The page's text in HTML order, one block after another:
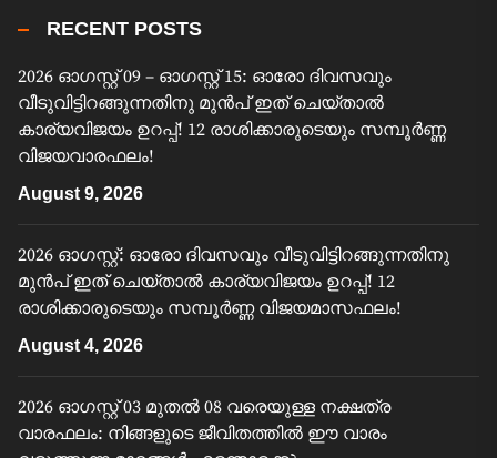
RECENT POSTS
2026 ഓഗസ്റ്റ് 09 – ഓഗസ്റ്റ് 15: ഓരോ ദിവസവും
വീടുവിട്ടിറങ്ങുന്നതിനു മുൻപ് ഇത് ചെയ്താൽ
കാര്യവിജയം ഉറപ്പ്! 12 രാശിക്കാരുടെയും സമ്പൂർണ്ണ
വിജയവാരഫലം!
August 9, 2026
2026 ഓഗസ്റ്റ്: ഓരോ ദിവസവും വീടുവിട്ടിറങ്ങുന്നതിനു
മുൻപ് ഇത് ചെയ്താൽ കാര്യവിജയം ഉറപ്പ്! 12
രാശിക്കാരുടെയും സമ്പൂർണ്ണ വിജയമാസഫലം!
August 4, 2026
2026 ഓഗസ്റ്റ് 03 മുതൽ 08 വരെയുള്ള നക്ഷത്ര
വാരഫലം: നിങ്ങളുടെ ജീവിതത്തിൽ ഈ വാരം